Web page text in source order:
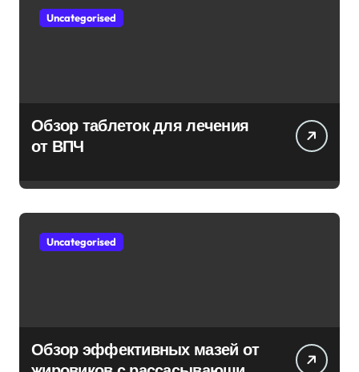
Uncategorised
Обзор таблеток для лечения
от ВПЧ
Uncategorised
Обзор эффективных мазей от